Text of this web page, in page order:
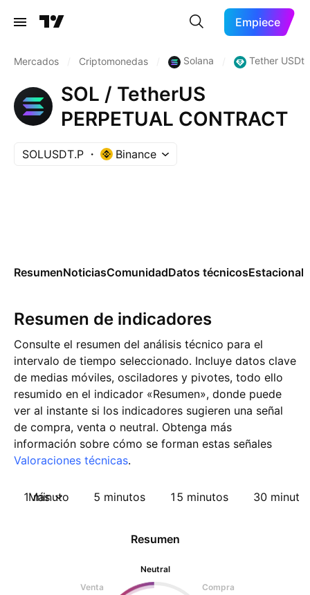
Empiece
Mercados Criptomonedas Solana Tether USDt
SOL / TetherUS
PERPETUAL CONTRACT
SOLUSDT.P Binance
ResumenNoticiasComunidadDatos técnicos
Resumen de indicadores
Consulte el resumen del análisis técnico para el
intervalo de tiempo seleccionado. Incluye datos clave
de medias móviles, osciladores y pivotes, todo ello
resumido en el indicador «Resumen», donde puede
ver al instante si los indicadores sugieren una señal
de compra, venta o neutral. Obtenga más
información sobre cómo se forman estas señales
Valoraciones técnicas.
1 minuto 5 minutos 15 minutos 30
Más
Resumen
Neutral
Venta
Compra